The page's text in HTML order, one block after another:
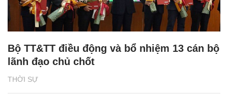
THỜI SỰ
Bộ TT&TT điều động và bổ nhiệm 13 cán bộ
lãnh đạo chủ chốt